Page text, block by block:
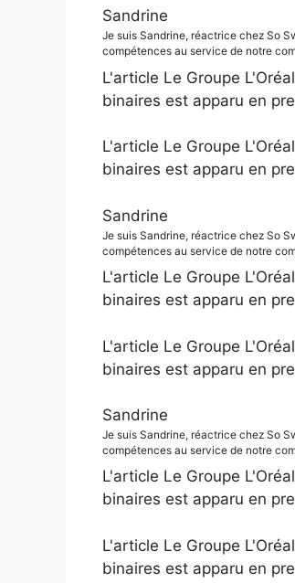
Sandrine
Je suis Sandrine, réactrice chez So
compétences au service de notre
L'article Le Groupe
binaires est apparu en
L'article Le Groupe
binaires est apparu en
Sandrine
Je suis Sandrine, réactrice chez So
compétences au service de notre
L'article Le Groupe
binaires est apparu en
L'article Le Groupe
binaires est apparu en
Sandrine
Je suis Sandrine, réactrice chez So
compétences au service de notre
L'article Le Groupe
binaires est apparu en
L'article Le Groupe
binaires est apparu en